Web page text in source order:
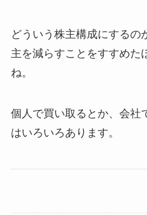
どういう株主構成にするの
主を減らすことをすすめた
ね。
個人で買い取るとか、会社
はいろいろあります。